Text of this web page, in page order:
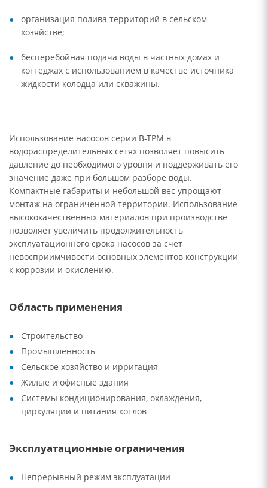
организация полива территорий в сельском
хозяйстве;
бесперебойная подача воды в частных домах и
коттеджах с использованием в качестве источника
жидкости колодца или скважины.
Использование насосов серии B-TPM в
водораспределительных сетях позволяет повысить
давление до необходимого уровня и поддерживать его
значение даже при большом разборе воды.
Компактные габариты и небольшой вес упрощают
монтаж на ограниченной территории. Использование
высококачественных материалов при производстве
позволяет увеличить продолжительность
эксплуатационного срока насосов за счет
невосприимчивости основных элементов конструкции
к коррозии и окислению.
Область применения
Строительство
Промышленность
Сельское хозяйство и ирригация
Жилые и офисные здания
Системы кондиционирования, охлаждения,
циркуляции и питания котлов
Эксплуатационные ограничения
Непрерывный режим эксплуатации